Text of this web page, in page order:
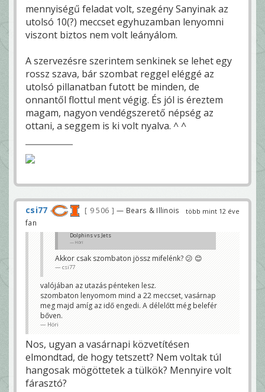
mennyiségű feladat volt, szegény Sanyinak az
utolsó 10(?) meccset egyhuzamban lenyomni
viszont biztos nem volt leányálom.
A szervezésre szerintem senkinek se lehet egy
rossz szava, bár szombat reggel eléggé az
utolsó pillanatban futott be minden, de
onnantől flottul ment végig. És jól is éreztem
magam, nagyon vendégszerető népség az
ottani, a seggem is ki volt nyalva. ^ ^
több mint 12 éve
csi77 9 506
— Bears & Illinois
fan
Dolphins vs Jets
Höri
Akkor csak szombaton jössz mifelénk? 😕 😊
csi77
valójában az utazás pénteken lesz.
szombaton lenyomom mind a 22 meccset, vasárnap
meg majd amíg az idő engedi. A délelőtt még belefér
bőven.
Höri
Nos, ugyan a vasárnapi közvetítésen
elmondtad, de hogy tetszett? Nem voltak túl
hangosak mögöttetek a tülkök? Mennyire volt
fárasztó?